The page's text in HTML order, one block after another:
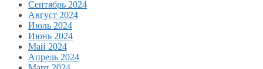
Сентябрь 2024
Август 2024
Июль 2024
Июнь 2024
Май 2024
Апрель 2024